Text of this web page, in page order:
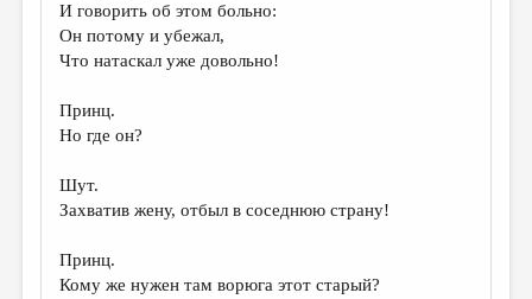
И говорить об этом больно:
Он потому и убежал,
Что натаскал уже довольно!
Принц.
Но где он?
Шут.
Захватив жену, отбыл в соседнюю страну!
Принц.
Кому же нужен там ворюга этот старый?